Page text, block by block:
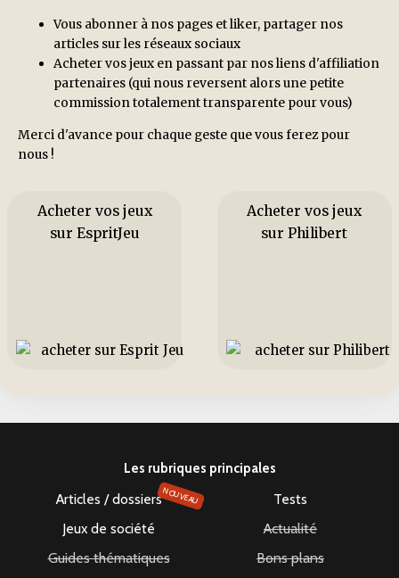
Vous abonner à nos pages et liker, partager nos
articles sur les réseaux sociaux
Acheter vos jeux en passant par nos liens d'affiliation
partenaires (qui nous reversent alors une petite
commission totalement transparente pour vous)
Merci d'avance pour chaque geste que vous ferez pour
nous !
Acheter vos jeux
sur EspritJeu
Acheter vos jeux
sur Philibert
Les rubriques principales
Articles / dossiersNOUVEAU
Tests
Jeux de société
Actualité
Guides thématiques
Bons plans